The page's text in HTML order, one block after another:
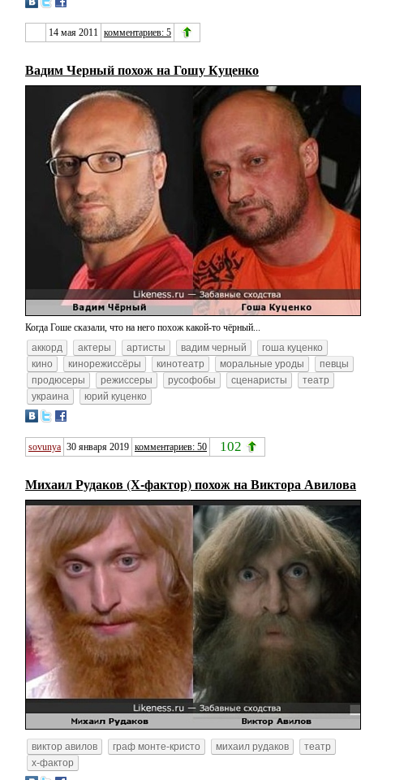
14 мая 2011 комментариев: 5
Вадим Черный похож на Гошу Куценко
Когда Гоше сказали, что на него похож какой-то чёрный...
аккорд
актеры артисты вадим черный
гоша куценко
кино
кинорежиссёры кинотеатр моральные уроды
певцы
продюсеры
режиссеры русофобы сценаристы
театр
украина
юрий куценко
sovunya 30 января 2019 комментариев: 50 102
Михаил Рудаков (Х-фактор) похож на Виктора Авилова
виктор авилов граф монте-кристо михаил рудаков
театр
х-фактор